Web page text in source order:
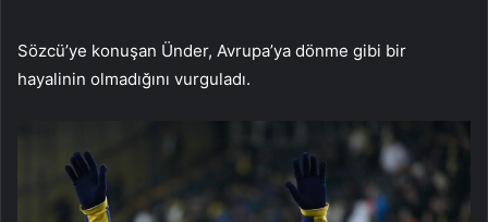
Sözcü’ye konuşan Ünder, Avrupa’ya dönme gibi bir
hayalinin olmadığını vurguladı.